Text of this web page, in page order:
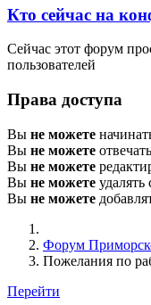
Кто сейчас на
Сейчас этот форум
пользователей
Права доступа
Вы не можете
Вы не можете
Вы не можете
Вы не можете
Вы не можете
Форум
Пожелания по
Перейти